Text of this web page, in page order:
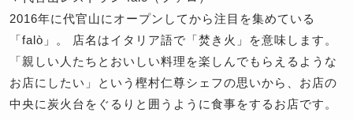
2016年に代官山にオープンしてから注目を集めている
「falò」。 店名はイタリア語で「焚き火」を意味します。
「親しい人たちとおいしい料理を楽しんでもらえるような
お店にしたい」という樫村仁尊シェフの思いから、お店の
中央に炭火台をぐるりと囲うように食事をするお店です。